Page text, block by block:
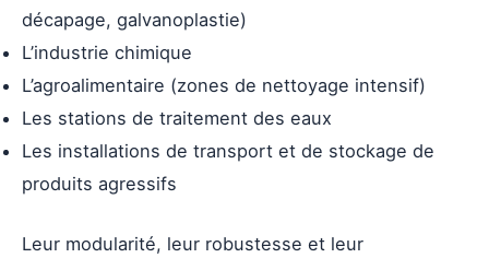
décapage, galvanoplastie)
L’industrie chimique
L’agroalimentaire (zones de nettoyage intensif)
Les stations de traitement des eaux
Les installations de transport et de stockage de
produits agressifs
Leur modularité, leur robustesse et leur